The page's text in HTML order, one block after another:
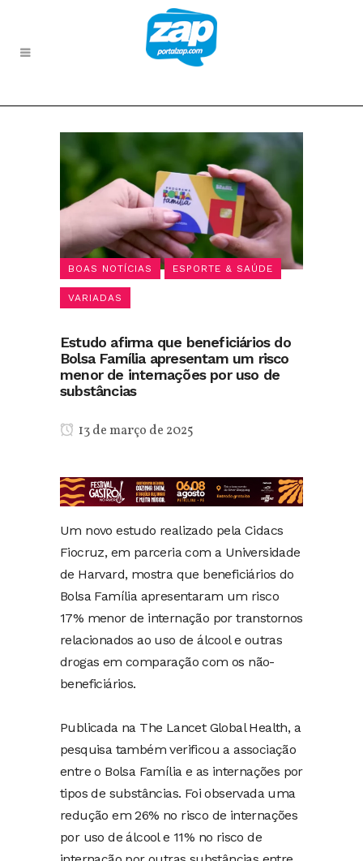
BOAS NOTÍCIAS ESPORTE & SAÚDE
VARIADAS
Estudo afirma que beneficiários do
Bolsa Família apresentam um risco
menor de internações por uso de
substâncias
13 de março de 2025
Um novo estudo realizado pela Cidacs
Fiocruz, em parceria com a Universidade
de Harvard, mostra que beneficiários do
Bolsa Família apresentaram um risco
17% menor de internação por transtornos
relacionados ao uso de álcool e outras
drogas em comparação com os não-
beneficiários.
Publicada na The Lancet Global Health, a
pesquisa também verificou a associação
entre o Bolsa Família e as internações por
tipos de substâncias. Foi observada uma
redução em 26% no risco de internações
por uso de álcool e 11% no risco de